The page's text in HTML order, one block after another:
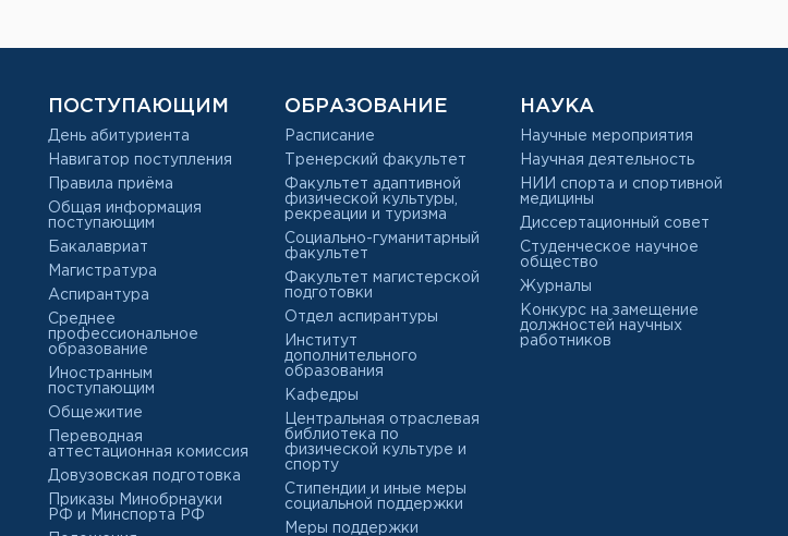
ПОСТУПАЮЩИМ
День абитуриента
Навигатор поступления
Правила приёма
Общая информация
поступающим
Бакалавриат
Магистратура
Аспирантура
Среднее
профессиональное
образование
Иностранным
поступающим
Общежитие
Переводная
аттестационная комиссия
Довузовская подготовка
Приказы Минобрнауки
РФ и Минспорта РФ
ОБРАЗОВАНИЕ
Расписание
Тренерский факультет
Факультет адаптивной
физической культуры,
рекреации и туризма
Социально-гуманитарный
факультет
Факультет магистерской
подготовки
Отдел аспирантуры
Институт
дополнительного
образования
Кафедры
Центральная отраслевая
библиотека по
физической культуре и
спорту
Стипендии и иные меры
социальной поддержки
Меры поддержки
НАУКА
Научные мероприятия
Научная деятельность
НИИ спорта и спортивной
медицины
Диссертационный совет
Студенческое научное
общество
Журналы
Конкурс на замещение
должностей научных
работников